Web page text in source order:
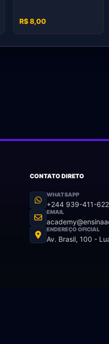
R$ 8,00
CONTATO DIRETO
WHATSAPP
+244 939-411-622
EMAIL
ENDEREÇO OFICIAL
Av. Brasil, 100 -